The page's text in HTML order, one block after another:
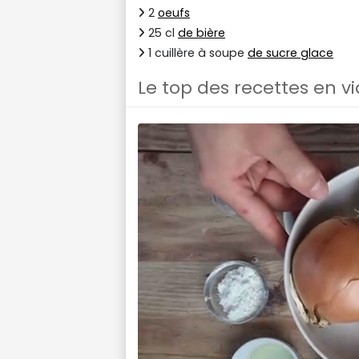
2 oeufs
25 cl de bière
1 cuillère à soupe de sucre glace
Le top des recettes en